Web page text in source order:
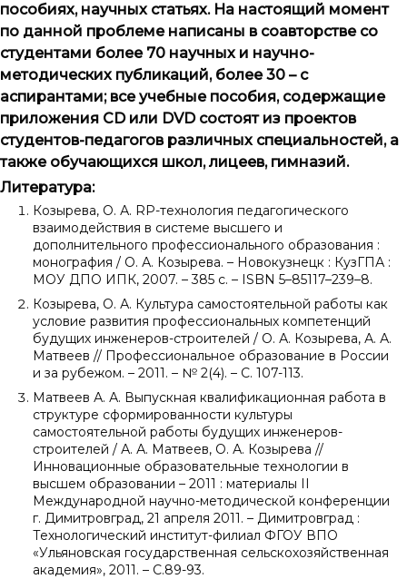
пособиях, научных статьях. На настоящий момент
по данной проблеме написаны в соавторстве со
студентами более 70 научных и научно-
методических публикаций, более 30 – с
аспирантами; все учебные пособия, содержащие
приложения CDили DVDсостоят из проектов
студентов-педагогов различных специальностей, а
также обучающихся школ, лицеев, гимназий.
Литература:
Козырева, О. А. RP-технология педагогического
взаимодействия в системе высшего и
дополнительного профессионального образования :
монография / О. А. Козы­ре­ва. – Новокузнецк : КузГПА :
МОУ ДПО ИПК, 2007. – 385 с. – ISBN 5–85117–239–8.
Козырева, О. А. Культура самостоятельной работы как
условие развития профессиональных компетенций
будущих инженеров-строителей / О. А. Козырева, А. А.
Матвеев // Профессиональное образование в России
и за рубежом. – 2011. – № 2(4). – С. 107-113.
Матвеев А. А. Выпускная квалификационная работа в
структуре сформированности культуры
самостоятельной работы будущих инженеров-
строителей / А. А. Матвеев, О. А. Козырева //
Инновационные образовательные технологии в
высшем образовании – 2011 : материалы II
Международной научно-методической конференции
г. Димитровград, 21 апреля 2011. – Димитровград :
Технологический институт-филиал ФГОУ ВПО
«Ульяновская государственная сельскохозяйственная
академия», 2011. – С.89-93.